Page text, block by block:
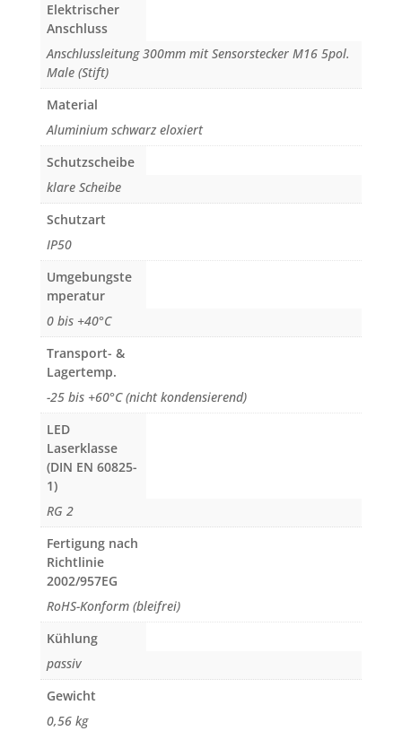
Elektrischer
Anschluss
Anschlussleitung 300mm mit Sensorstecker M16 5pol.
Male (Stift)
Material
Aluminium schwarz eloxiert
Schutzscheibe
klare Scheibe
Schutzart
IP50
Umgebungste
mperatur
0 bis +40°C
Transport- &
Lagertemp.
-25 bis +60°C (nicht kondensierend)
LED
Laserklasse
(DIN EN 60825-
1)
RG 2
Fertigung nach
Richtlinie
2002/957EG
RoHS-Konform (bleifrei)
Kühlung
passiv
Gewicht
0,56 kg